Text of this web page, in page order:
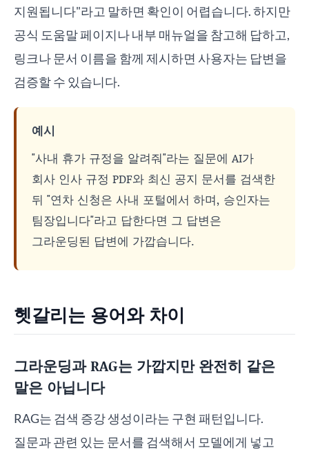
지원됩니다"라고 말하면 확인이 어렵습니다. 하지만
공식 도움말 페이지나 내부 매뉴얼을 참고해 답하고,
링크나 문서 이름을 함께 제시하면 사용자는 답변을
검증할 수 있습니다.
예시
"사내 휴가 규정을 알려줘"라는 질문에 AI가
회사 인사 규정 PDF와 최신 공지 문서를 검색한
뒤 "연차 신청은 사내 포털에서 하며, 승인자는
팀장입니다"라고 답한다면 그 답변은
그라운딩된 답변에 가깝습니다.
헷갈리는 용어와 차이
그라운딩과 RAG는 가깝지만 완전히 같은
말은 아닙니다
RAG는 검색 증강 생성이라는 구현 패턴입니다.
질문과 관련 있는 문서를 검색해서 모델에게 넣고